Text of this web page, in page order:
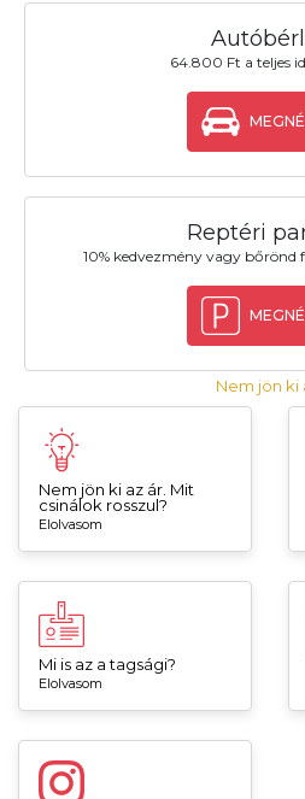
64.800 Ft a teljes
Reptéri
10% kedvezmény vagy bőrönd
Nem jön ki
Nem jön ki az ár. Mit
csinálok rosszul?
Elolvasom
Mi is az a tagsági?
Elolvasom